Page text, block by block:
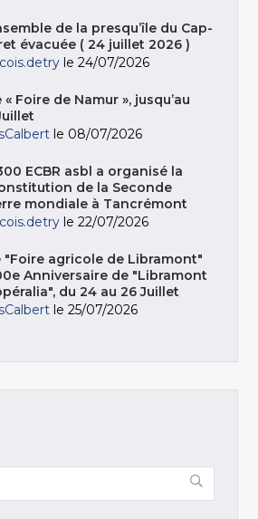
de la presqu’île du Cap-
évacuée ( 24 juillet 2026 )
le 24/07/2026
« Foire de Namur », jusqu’au
le 08/07/2026
ECBR asbl a organisé la
de la Seconde
mondiale à Tancrémont
le 22/07/2026
"Foire agricole de Libramont"
Anniversaire de "Libramont
du 24 au 26 Juillet
le 25/07/2026